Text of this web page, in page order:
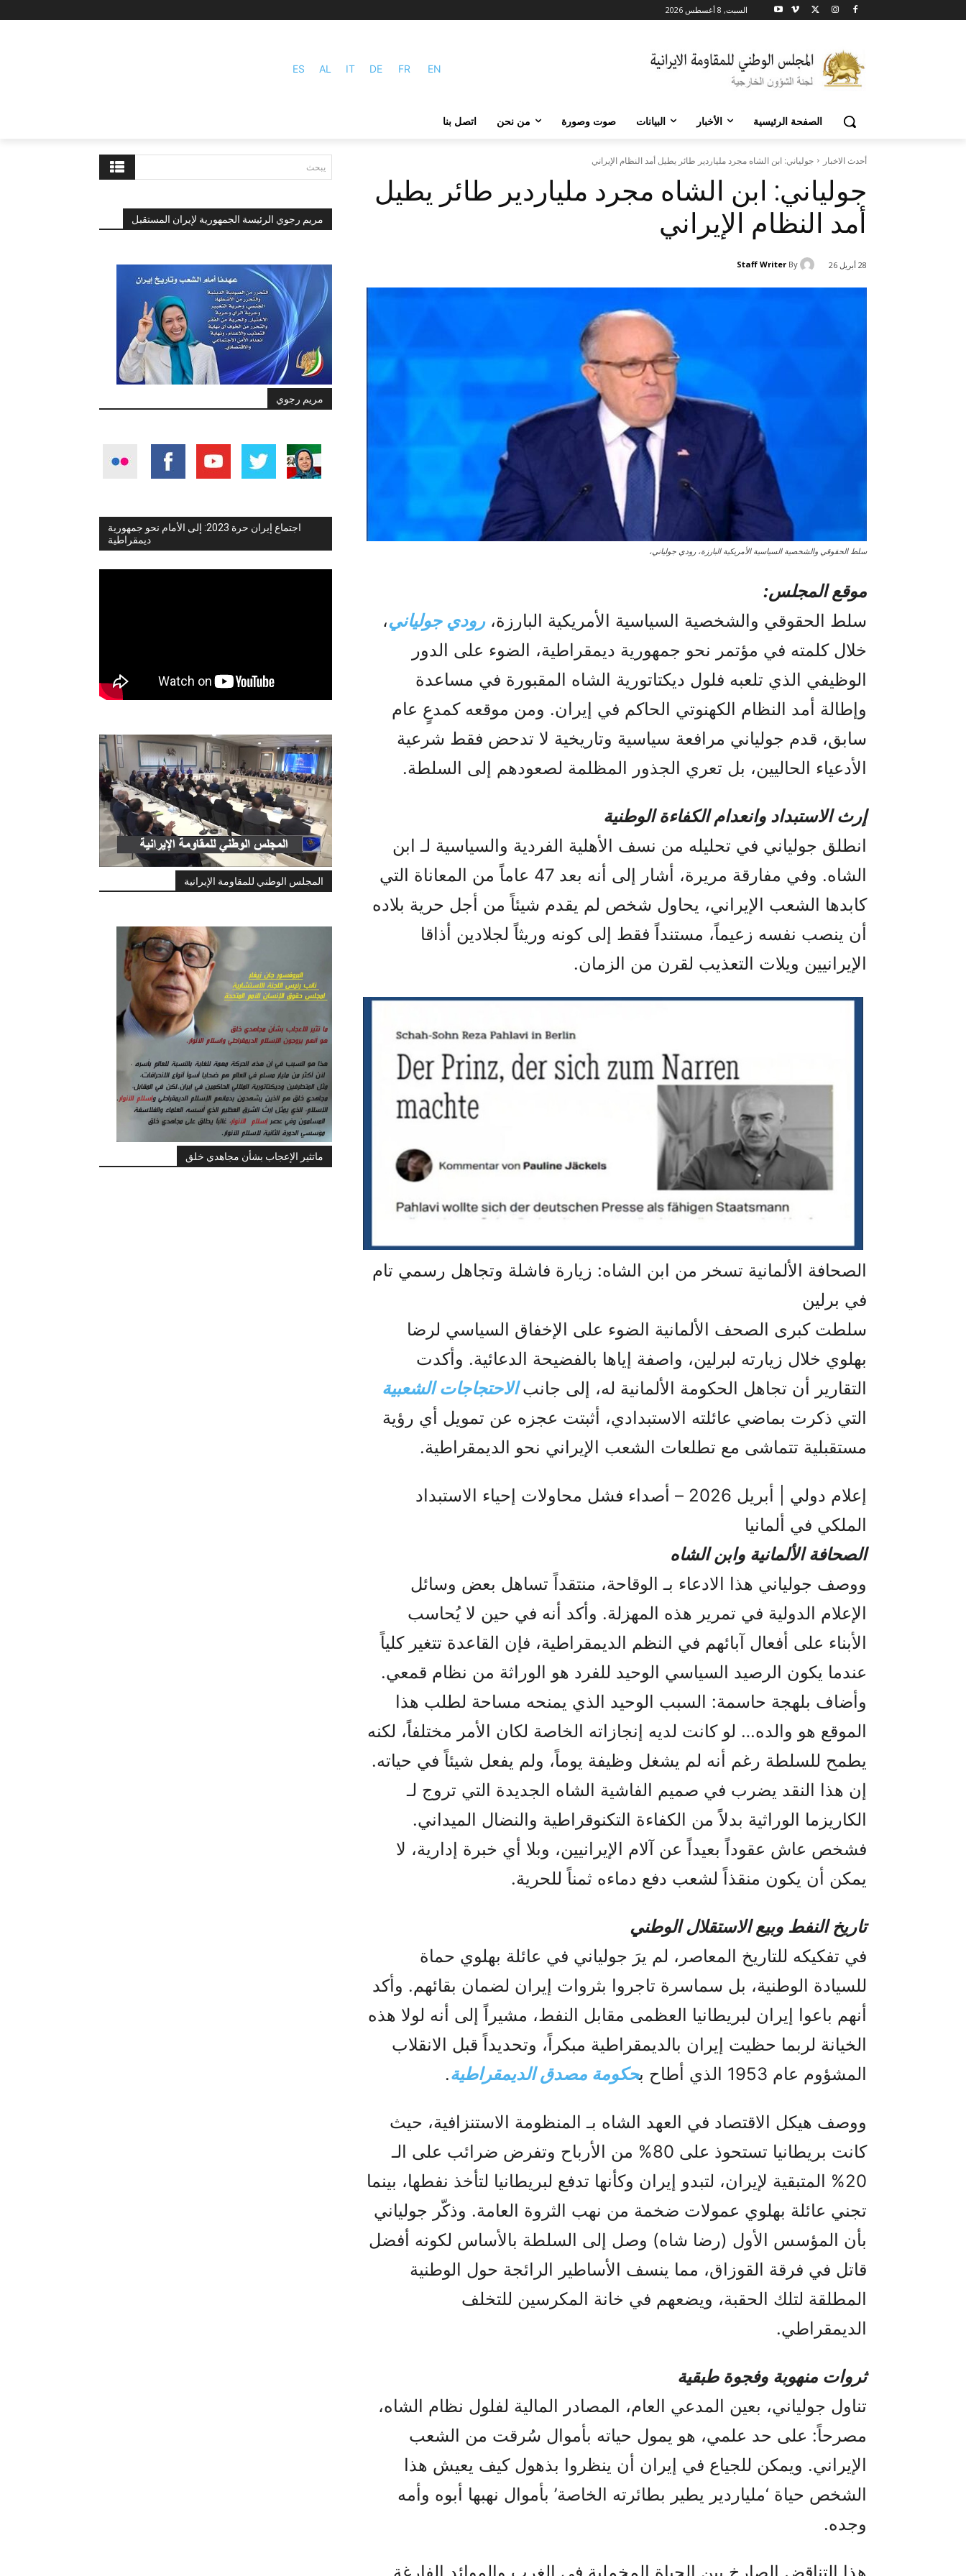
السبت, 8 أغسطس 2026
ES AL IT DE FR EN
الصفحة الرئيسية الأخبار البيانات صوت وصورة من نحن اتصل بنا
يبحث
مريم رجوي الرئيسة الجمهورية لإيران المستقبل
مريم رجوي
اجتماع إيران حرة 2023: إلى الأمام نحو جمهورية
ديمقراطية
المجلس الوطني للمقاومة الإيرانية
ماتثير الإعجاب بشأن مجاهدي خلق
أحدث الاخبار جولياني: ابن الشاه مجرد ملياردير طائر يطيل أمد النظام الإيراني
جولياني: ابن الشاه مجرد ملياردير طائر يطيل
أمد النظام الإيراني
28 أبريل 26 By
Staff Writer
سلط الحقوقي والشخصية السياسية الأمريكية البارزة، رودي جولياني،
موقع المجلس:
سلط الحقوقي والشخصية السياسية الأمريكية البارزة،رودي جولياني،
خلال كلمته في مؤتمر نحو جمهورية ديمقراطية، الضوء على الدور
الوظيفي الذي تلعبه فلول ديكتاتورية الشاه المقبورة في مساعدة
وإطالة أمد النظام الكهنوتي الحاكم في إيران. ومن موقعه كمدعٍ عام
سابق، قدم جولياني مرافعة سياسية وتاريخية لا تدحض فقط شرعية
الأدعياء الحاليين، بل تعري الجذور المظلمة لصعودهم إلى السلطة.
إرث الاستبداد وانعدام الكفاءة الوطنية
انطلق جولياني في تحليله من نسف الأهلية الفردية والسياسية لـ ابن
الشاه. وفي مفارقة مريرة، أشار إلى أنه بعد 47 عاماً من المعاناة التي
كابدها الشعب الإيراني، يحاول شخص لم يقدم شيئاً من أجل حرية بلاده
أن ينصب نفسه زعيماً، مستنداً فقط إلى كونه وريثاً لجلادين أذاقا
الإيرانيين ويلات التعذيب لقرن من الزمان.
الصحافة الألمانية تسخر من ابن الشاه: زيارة فاشلة وتجاهل رسمي تام
في برلين
سلطت كبرى الصحف الألمانية الضوء على الإخفاق السياسي لرضا
بهلوي خلال زيارته لبرلين، واصفة إياها بالفضيحة الدعائية. وأكدت
التقارير أن تجاهل الحكومة الألمانية له، إلى جانبالاحتجاجات الشعبية
التي ذكرت بماضي عائلته الاستبدادي، أثبتت عجزه عن تمويل أي رؤية
مستقبلية تتماشى مع تطلعات الشعب الإيراني نحو الديمقراطية.
إعلام دولي | أبريل 2026 – أصداء فشل محاولات إحياء الاستبداد
الملكي في ألمانيا
الصحافة الألمانية وابن الشاه
ووصف جولياني هذا الادعاء بـ الوقاحة، منتقداً تساهل بعض وسائل
الإعلام الدولية في تمرير هذه المهزلة. وأكد أنه في حين لا يُحاسب
الأبناء على أفعال آبائهم في النظم الديمقراطية، فإن القاعدة تتغير كلياً
عندما يكون الرصيد السياسي الوحيد للفرد هو الوراثة من نظام قمعي.
وأضاف بلهجة حاسمة: السبب الوحيد الذي يمنحه مساحة لطلب هذا
الموقع هو والده… لو كانت لديه إنجازاته الخاصة لكان الأمر مختلفاً، لكنه
يطمح للسلطة رغم أنه لم يشغل وظيفة يوماً، ولم يفعل شيئاً في حياته.
إن هذا النقد يضرب في صميم الفاشية الشاه الجديدة التي تروج لـ
الكاريزما الوراثية بدلاً من الكفاءة التكنوقراطية والنضال الميداني.
فشخص عاش عقوداً بعيداً عن آلام الإيرانيين، وبلا أي خبرة إدارية، لا
يمكن أن يكون منقذاً لشعب دفع دماءه ثمناً للحرية.
تاريخ النفط وبيع الاستقلال الوطني
في تفكيكه للتاريخ المعاصر، لم يرَ جولياني في عائلة بهلوي حماة
للسيادة الوطنية، بل سماسرة تاجروا بثروات إيران لضمان بقائهم. وأكد
أنهم باعوا إيران لبريطانيا العظمى مقابل النفط، مشيراً إلى أنه لولا هذه
الخيانة لربما حظيت إيران بالديمقراطية مبكراً، وتحديداً قبل الانقلاب
المشؤوم عام 1953 الذي أطاح ب
حكومة مصدق الديمقراطية.
ووصف هيكل الاقتصاد في العهد الشاه بـ المنظومة الاستنزافية، حيث
كانت بريطانيا تستحوذ على 80% من الأرباح وتفرض ضرائب على الـ
20% المتبقية لإيران، لتبدو إيران وكأنها تدفع لبريطانيا لتأخذ نفطها، بينما
تجني عائلة بهلوي عمولات ضخمة من نهب الثروة العامة. وذكّر جولياني
بأن المؤسس الأول (رضا شاه) وصل إلى السلطة بالأساس لكونه أفضل
قاتل في فرقة القوزاق، مما ينسف الأساطير الرائجة حول الوطنية
المطلقة لتلك الحقبة، ويضعهم في خانة المكرسين للتخلف
الديمقراطي.
ثروات منهوبة وفجوة طبقية
تناول جولياني، بعين المدعي العام، المصادر المالية لفلول نظام الشاه،
مصرحاً: على حد علمي، هو يمول حياته بأموال سُرقت من الشعب
الإيراني. ويمكن للجياع في إيران أن ينظروا بذهول كيف يعيش هذا
الشخص حياة ‘ملياردير يطير بطائرته الخاصة’ بأموال نهبها أبوه وأمه
وجده.